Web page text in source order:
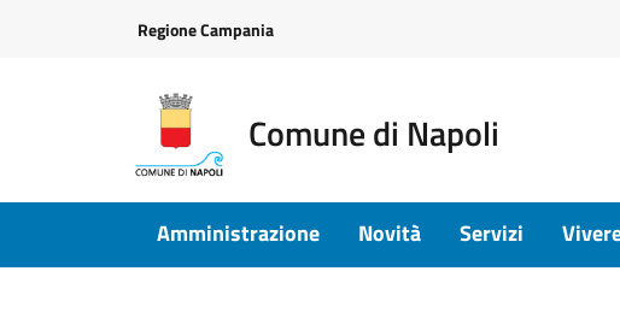
Regione Campania
Comune di Napoli
Amministrazione Novità Servizi